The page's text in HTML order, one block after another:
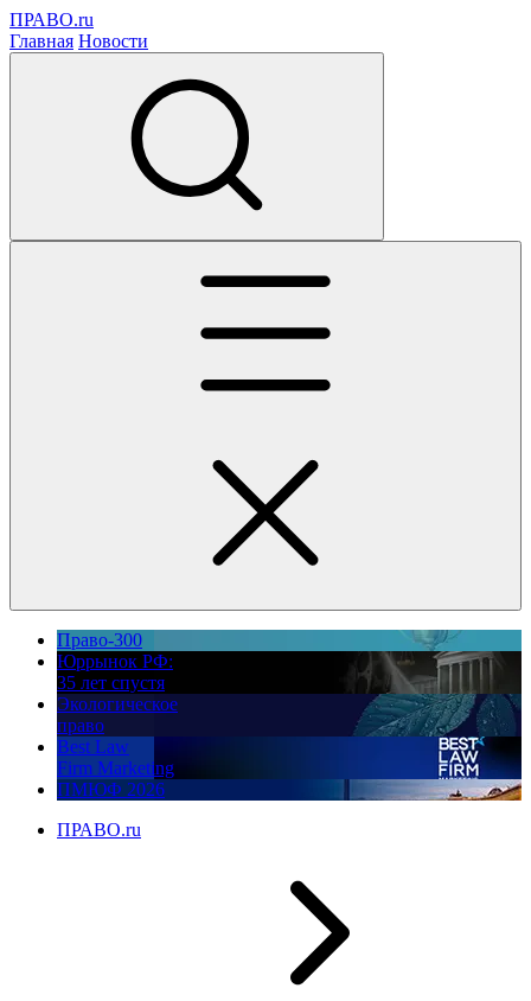
ПРАВО.ru
Главная Новости
Право-300
Юррынок РФ:
35 лет спустя
Экологическое
право
Best Law
Firm Marketing
ПМЮФ 2026
ПРАВО.ru